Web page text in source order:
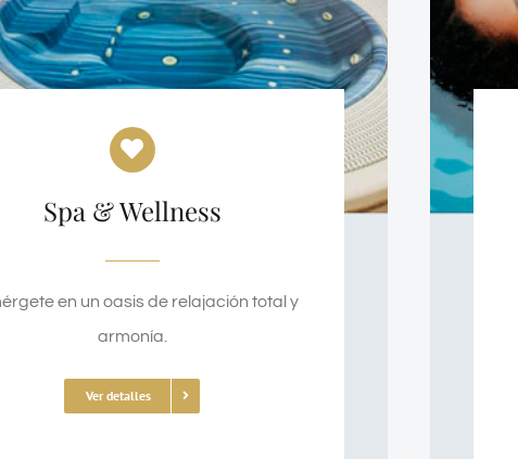
Spa & Wellness
en un oasis de relajación total y
armonía.
Ver detalles